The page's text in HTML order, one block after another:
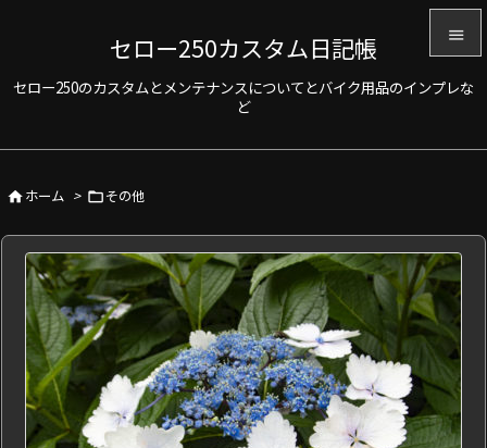
セロー250カスタム日記帳
セロー250のカスタムとメンテナンスについてとバイク用品のインプレな
ど



次へ

検索
ホーム > その他